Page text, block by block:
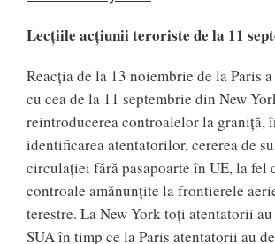
Lecțiile acțiunii teroriste de la 11
Reacția de la 13 noiembrie de la Paris
cu cea de la 11 septembrie din New
reintroducerea controalelor la graniță,
identificarea atentatorilor, cererea de
circulației fără pasapoarte în UE, la fel
controale amănunțite la frontierele
terestre. La New York toți atentatorii
SUA în timp ce la Paris atentatorii au